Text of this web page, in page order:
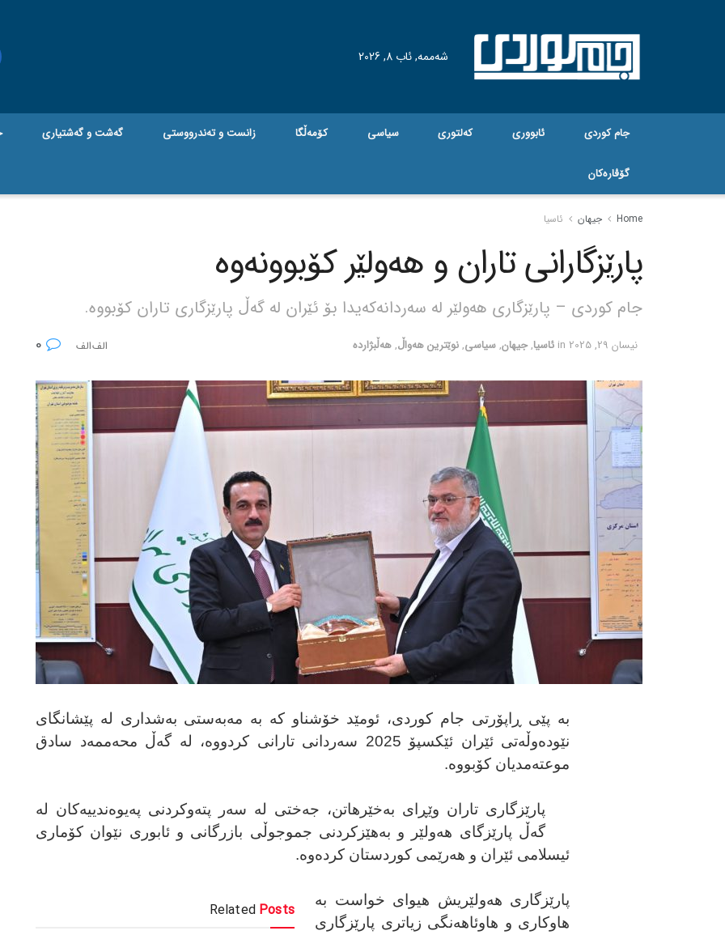
شەممە, ئاب 8, 2026
جام کوردی ئابووری کەلتوری سیاسی کۆمەڵگا زانست و تەندرووستی گه‌شت و گه‌شتیاری
گۆڤاره‌کان
Home جیهان ئاسیا
پارێزگارانی تاران و هەولێر کۆبوونەوە
جام کوردی – پارێزگاری هەولێر لە سەردانەکەیدا بۆ ئێران لە گەڵ پارێزگاری تاران کۆبووە.
نیسان 29, 2025 in ئاسیا,جیهان,سیاسی,نوێترین هەواڵ,هەڵبژاردە
بە پێی ڕاپۆرتی جام کوردی، ئومێد خۆشناو کە بە مەبەستی بەشداری لە پێشانگای
نێودەوڵەتی ئێران ئێکسپۆ 2025 سەردانی تارانی کردووە، لە گەڵ محەممەد سادق
موعتەمدیان کۆبووە.
پارێزگاری تاران وێڕای بەخێرهاتن، جەختی لە سەر پتەوکردنی پەیوەندییەکان لە
گەڵ پارێزگای هەولێر و بەهێزکردنی جموجوڵی بازرگانی و ئابوری نێوان کۆماری
ئیسلامی ئێران و هەرێمی کوردستان کردەوە.
Related Posts
پارێزگاری هەولێریش هیوای خواست بە
هاوکاری و هاوئاهەنگی زیاتری پارێزگاری